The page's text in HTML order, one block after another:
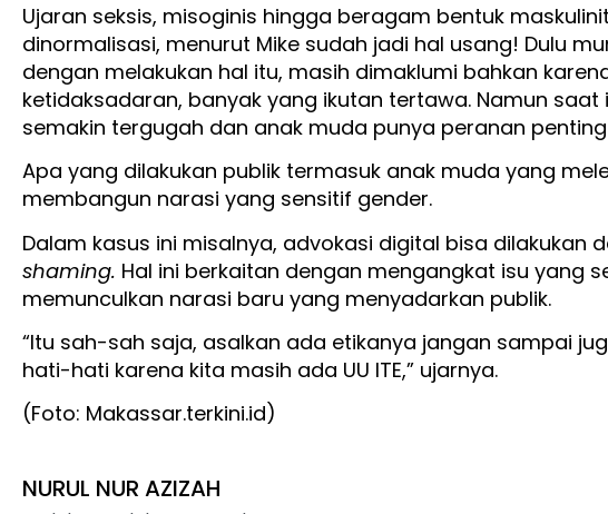
Ujaran seksis, misoginis hingga beragam bentuk
dinormalisasi, menurut Mike sudah jadi hal usang! Dulu
dengan melakukan hal itu, masih dimaklumi bahkan
ketidaksadaran, banyak yang ikutan tertawa. Namun saat
semakin tergugah dan anak muda punya peranan penting
Apa yang dilakukan publik termasuk anak muda yang
membangun narasi yang sensitif gender.
Dalam kasus ini misalnya, advokasi digital bisa dilakukan
shaming. Hal ini berkaitan dengan mengangkat isu yang
memunculkan narasi baru yang menyadarkan publik.
“Itu sah-sah saja, asalkan ada etikanya jangan sampai
hati-hati karena kita masih ada UU ITE,” ujarnya.
(Foto: Makassar.terkini.id)
NURUL NUR AZIZAH